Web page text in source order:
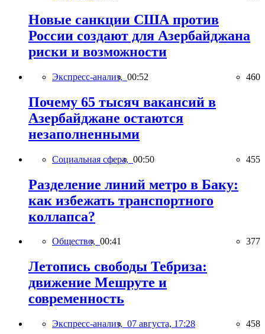
Новые санкции США против
России создают для Азербайджана
риски и возможности
Экспресс-анализ, 00:52 460
Почему 65 тысяч вакансий в
Азербайджане остаются
незаполненными
Социальная сфера, 00:50 455
Разделение линий метро в Баку:
как избежать транспортного
коллапса?
Общество, 00:41 377
Летопись свободы Тебриза:
движение Мешруте и
современность
Экспресс-анализ, 07 августа, 17:28 458